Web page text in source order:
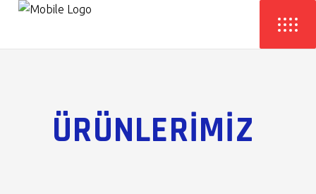
ÜRÜNLERİMİZ